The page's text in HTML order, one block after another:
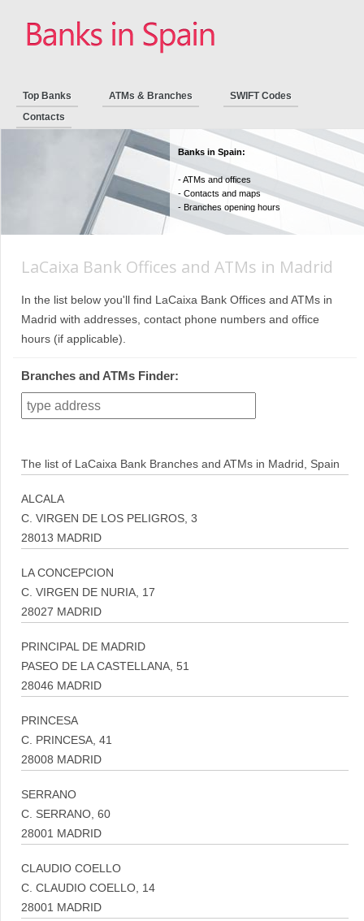
Top Banks ATMs & Branches
SWIFT Codes
Contacts
Banks in Spain:
- ATMs and offices
- Contacts and maps
- Branches opening hours
LaCaixa Bank Offices and ATMs in Madrid
In the list below you'll find LaCaixa Bank Offices and ATMs in
Madrid with addresses, contact phone numbers and office
hours (if applicable).
Branches and ATMs Finder:
The list of LaCaixa Bank Branches and ATMs in Madrid, Spain
ALCALA
C. VIRGEN DE LOS PELIGROS, 3
28013 MADRID
LA CONCEPCION
C. VIRGEN DE NURIA, 17
28027 MADRID
PRINCIPAL DE MADRID
PASEO DE LA CASTELLANA, 51
28046 MADRID
PRINCESA
C. PRINCESA, 41
28008 MADRID
SERRANO
C. SERRANO, 60
28001 MADRID
CLAUDIO COELLO
C. CLAUDIO COELLO, 14
28001 MADRID